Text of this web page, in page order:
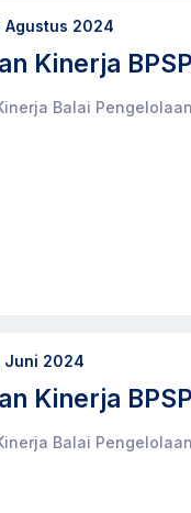
Agustus 2024
Kinerja
Balai
Juni 2024
Kinerja
Balai